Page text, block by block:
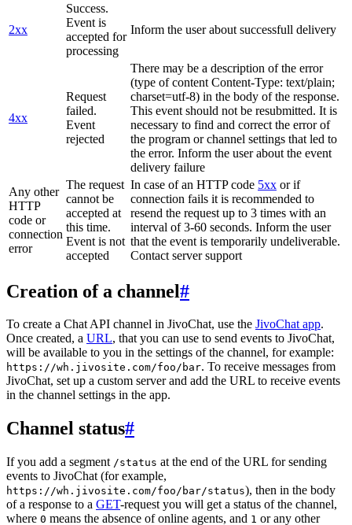
2xx
Success.
Event is
accepted for
processing
Inform the user about successfull delivery
4xx
Request
failed.
Event
rejected
There may be a description of the error
(type of content Content-Type: text/plain;
charset=utf-8) in the body of the response.
This event should not be resubmitted. It is
necessary to find and correct the error of
the program or channel settings that led to
the error. Inform the user about the event
delivery failure
Any other
HTTP
code or
connection
error
The request
cannot be
accepted at
this time.
Event is not
accepted
In case of an HTTP code 5xx or if
connection fails it is recommended to
resend the request up to 3 times with an
interval of 3-60 seconds. Inform the user
that the event is temporarily undeliverable.
Contact server support
Creation of a channel#
To create a Chat API channel in JivoChat, use the JivoChat app.
Once created, a URL, that you can use to send events to JivoChat,
will be available to you in the settings of the channel, for example:
https://wh.jivosite.com/foo/bar. To receive messages from
JivoChat, set up a custom server and add the URL to receive events
in the channel settings in the app.
Channel status#
If you add a segment /status at the end of the URL for sending
events to JivoChat (for example,
https://wh.jivosite.com/foo/bar/status), then in the body
of a response to a GET-request you will get a status of the channel,
where 0 means the absence of online agents, and 1 or any other